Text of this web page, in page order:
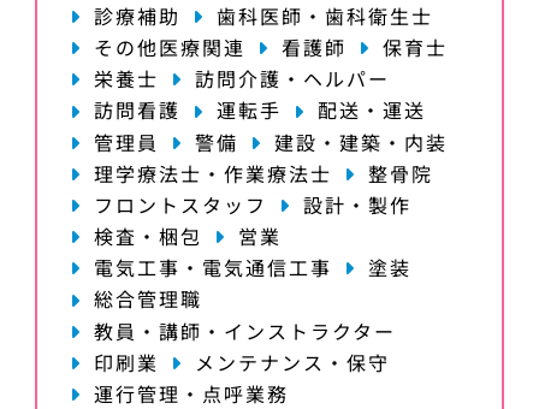
診療補助
歯科医師・歯科衛生士
その他医療関連
看護師
保育士
栄養士
訪問介護・ヘルパー
訪問看護
運転手
配送・運送
管理員
警備
建設・建築・内装
理学療法士・作業療法士
整骨院
フロントスタッフ
設計・製作
検査・梱包
営業
電気工事・電気通信工事
塗装
総合管理職
教員・講師・インストラクター
印刷業
メンテナンス・保守
運行管理・点呼業務